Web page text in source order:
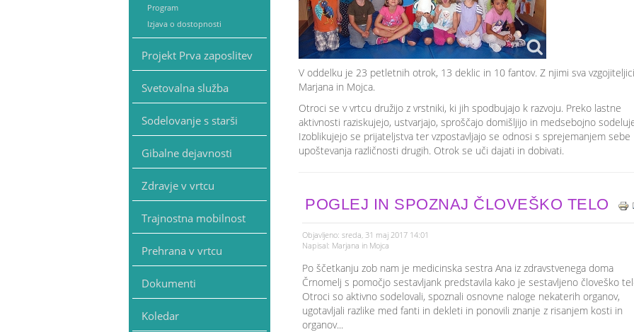
Program
Izjava o dostopnosti
Projekt Prva zaposlitev
Svetovalna služba
Sodelovanje s starši
Gibalne dejavnosti
Zdravje v vrtcu
Trajnostna mobilnost
Prehrana v vrtcu
Dokumenti
Koledar
V oddelku je 23 petletnih otrok, 13 deklic in 10 fantov. Z njimi sva vzgojiteljici
Marjana in Mojca.
Otroci se v vrtcu družijo z vrstniki, ki jih spodbujajo k razvoju. Preko lastne
aktivnosti raziskujejo, ustvarjajo, sproščajo domišljijo in medsebojno
Izoblikujejo se prijateljstva ter vzpostavljajo se odnosi s sprejemanjem sebe
upoštevanja različnosti drugih. Otrok se uči dajati in dobivati.
POGLEJ IN SPOZNAJ ČLOVEŠKO TELO
Objavljeno: sreda, 31 maj 2017 14:01
Napisal: Marjana in Mojca
Po ščetkanju zob nam je medicinska sestra Ana iz zdravstvenega doma
Črnomelj s pomočjo sestavljank predstavila kako je sestavljeno človeško
Otroci so aktivno sodelovali, spoznali osnovne naloge nekaterih organov,
ugotavljali razlike med fanti in dekleti in ponovili znanje z risanjem kosti in
organov...